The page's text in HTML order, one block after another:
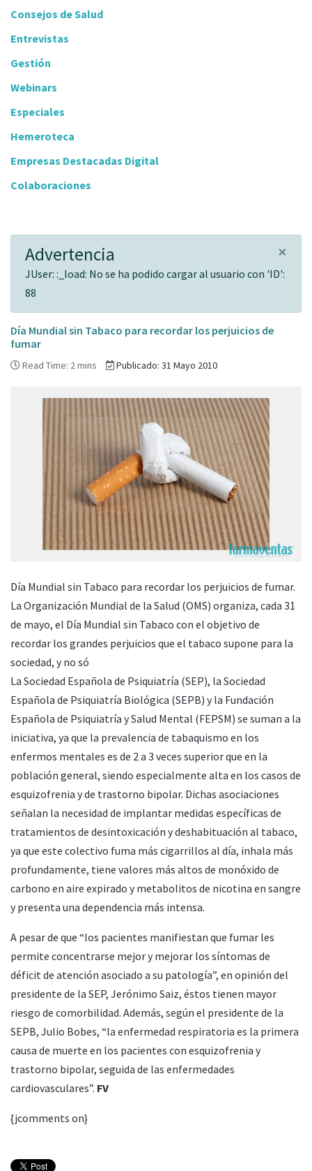
Consejos de Salud
Entrevistas
Gestión
Webinars
Especiales
Hemeroteca
Empresas Destacadas Digital
Colaboraciones
×
Advertencia
JUser: :_load: No se ha podido cargar al usuario con 'ID':
88
Día Mundial sin Tabaco para recordar los perjuicios de
fumar
Read Time: 2 mins Publicado: 31 Mayo 2010
Día Mundial sin Tabaco para recordar los perjuicios de fumar.
La Organización Mundial de la Salud (OMS) organiza, cada 31
de mayo, el Día Mundial sin Tabaco con el objetivo de
recordar los grandes perjuicios que el tabaco supone para la
sociedad, y no só
La Sociedad Española de Psiquiatría (SEP), la Sociedad
Española de Psiquiatría Biológica (SEPB) y la Fundación
Española de Psiquiatría y Salud Mental (FEPSM) se suman a la
iniciativa, ya que la prevalencia de tabaquismo en los
enfermos mentales es de 2 a 3 veces superior que en la
población general, siendo especialmente alta en los casos de
esquizofrenia y de trastorno bipolar. Dichas asociaciones
señalan la necesidad de implantar medidas específicas de
tratamientos de desintoxicación y deshabituación al tabaco,
ya que este colectivo fuma más cigarrillos al día, inhala más
profundamente, tiene valores más altos de monóxido de
carbono en aire expirado y metabolitos de nicotina en sangre
y presenta una dependencia más intensa.
A pesar de que “los pacientes manifiestan que fumar les
permite concentrarse mejor y mejorar los síntomas de
déficit de atención asociado a su patología”, en opinión del
presidente de la SEP, Jerónimo Saiz, éstos tienen mayor
riesgo de comorbilidad. Además, según el presidente de la
SEPB, Julio Bobes, “la enfermedad respiratoria es la primera
causa de muerte en los pacientes con esquizofrenia y
trastorno bipolar, seguida de las enfermedades
cardiovasculares”. FV
{jcomments on}